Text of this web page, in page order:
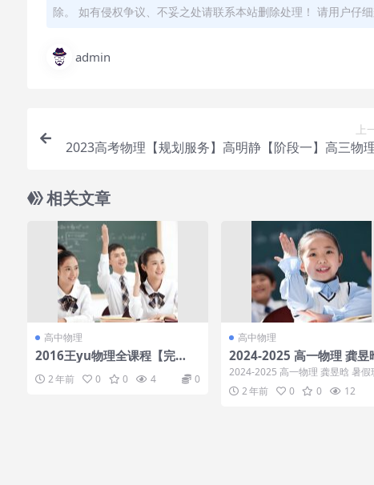
除。 如有侵权争议、不妥之处请联系本站删除处理！ 请用户仔
admin
上
2023高考物理【规划服务】高明静【阶段一】高三物
相关文章
高中物理
2016王yu物理全课程【完
您比别人更早复习完，有更多
2 年前 0 0 4 0
高中物理
2024-2025 高一物理 龚昱
暑假班
2024-2025 高一物理 龚昱晗 暑假
录： 1.直播学习规划课.mp4...
2 年前 0 0 12